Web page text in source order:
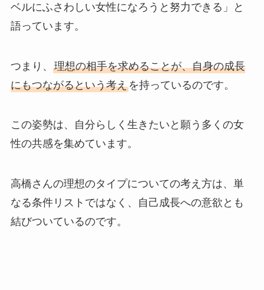
ベルにふさわしい女性になろうと努力できる」と
語っています。
つまり、 理想の相手を求めることが、自身の成長
にもつながるという考えを持っているのです。
この姿勢は、自分らしく生きたいと願う多くの女
性の共感を集めています。
高橋さんの理想のタイプについての考え方は、単
なる条件リストではなく、自己成長への意欲とも
結びついているのです。